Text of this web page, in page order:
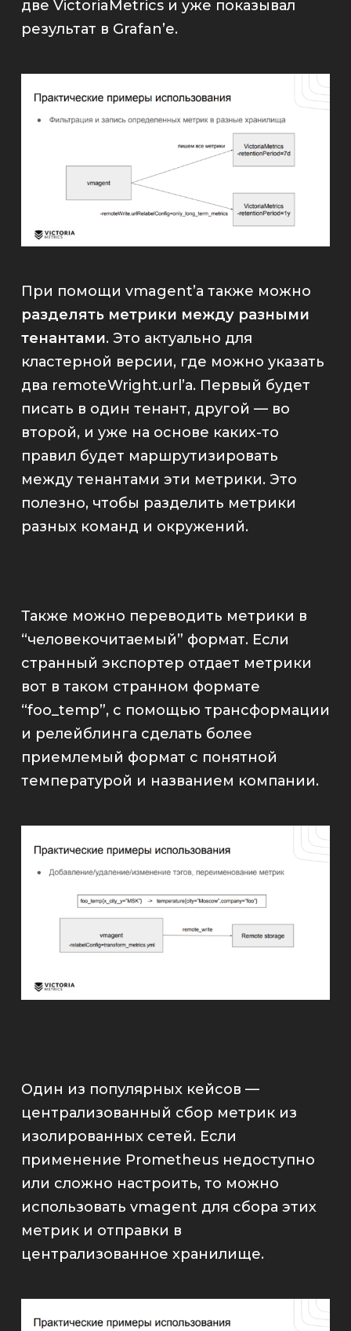
две VictoriaMetricsи уже показывал
результат в Grafan’е.
При помощи vmagent’а также можно
разделять метрики между разными
тенантами. Это актуально для
кластерной версии, где можно указать
два remoteWright.url ’а. Первый будет
писать в один тенант, другой — во
второй, и уже на основе каких-то
правил будет маршрутизировать
между тенантами эти метрики. Это
полезно, чтобы разделить метрики
разных команд и окружений.
Также можно переводить метрики в
“человекочитаемый” формат. Если
странный экспортер отдает метрики
вот в таком странном формате
“foo_temp”, с помощью трансформации
и релейблинга сделать более
приемлемый формат с понятной
температурой и названием компании.
Один из популярных кейсов —
централизованный сбор метрик из
изолированных сетей. Если
применение Prometheusнедоступно
или сложно настроить, то можно
использовать vmagent для сбора этих
метрик и отправки в
централизованное хранилище.